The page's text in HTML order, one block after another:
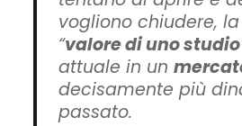
vogliono chiudere,
“valore di uno studio
attuale in un
decisamente più
passato.